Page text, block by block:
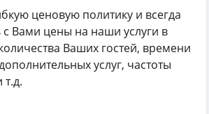
ценовую политику и всегда
с Вами цены на наши услуги в
Ваших гостей, времени
услуг, частоты